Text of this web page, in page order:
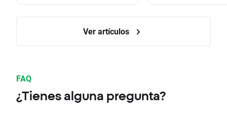
Ver artículos
FAQ
¿Tienes alguna pregunta?